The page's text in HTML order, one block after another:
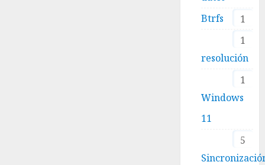
1
Btrfs
1
resolución
1
Windows
11
5